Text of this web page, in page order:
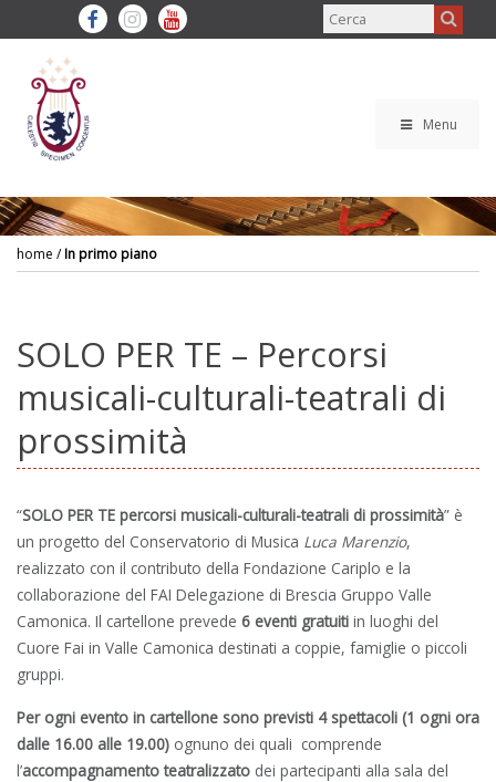
Menu
home /In primo piano
SOLO PER TE – Percorsi
musicali-culturali-teatrali di
prossimità
“SOLO PER TE percorsi musicali-culturali-teatrali di prossimità” è
un progetto del Conservatorio di Musica Luca Marenzio,
realizzato con il contributo della Fondazione Cariplo e la
collaborazione del FAI Delegazione di Brescia Gruppo Valle
Camonica. Il cartellone prevede 6 eventi gratuiti in luoghi del
Cuore Fai in Valle Camonica destinati a coppie, famiglie o piccoli
gruppi.
Per ogni evento in cartellone sono previsti 4 spettacoli (1 ogni ora
dalle 16.00 alle 19.00) ognuno dei quali comprende
l’accompagnamento teatralizzato dei partecipanti alla sala del